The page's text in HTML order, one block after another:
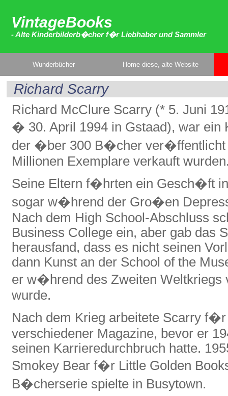
VintageBooks
- Alte Kinderbilderb�cher f�r Liebhaber und Sammler
Wunderbücher Home diese, alte Website
Richard Scarry
Richard McClure Scarry (* 5. Juni
� 30. April 1994 in Gstaad), war ein
der �ber 300 B�cher ver�ffentlicht
Millionen Exemplare verkauft
Seine Eltern f�hrten ein Gesch�ft
sogar w�hrend der Gro�en
Nach dem High School-Abschluss
Business College ein, aber gab das
herausfand, dass es nicht seinen
dann Kunst an der School of the
er w�hrend des Zweiten Weltkriegs
wurde.
Nach dem Krieg arbeitete Scarry
verschiedener Magazine, bevor er
seinen Karrieredurchbruch hatte.
Smokey Bear f�r Little Golden
B�cherserie spielte in Busytown.